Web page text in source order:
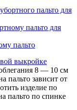
пальто для
пальто для
пальто
выкройке
8 — 10 см
пальто зависит от
изделие по
пальто по спинке